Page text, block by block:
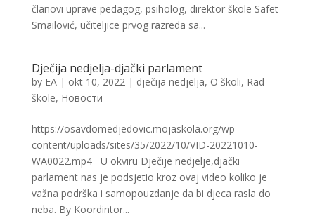
članovi uprave pedagog, psiholog, direktor škole Safet
Smailović, učiteljice prvog razreda sa...
Dječija nedjelja-djački parlament
by EA| okt 10, 2022| dječija nedjelja, O školi, Rad
škole, Новости
https://osavdomedjedovic.mojaskola.org/wp-
content/uploads/sites/35/2022/10/VID-20221010-
WA0022.mp4 U okviru Dječije nedjelje,djački
parlament nas je podsjetio kroz ovaj video koliko je
važna podrška i samopouzdanje da bi djeca rasla do
neba. By Koordintor...